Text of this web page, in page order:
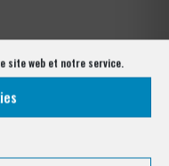
site web et notre service.